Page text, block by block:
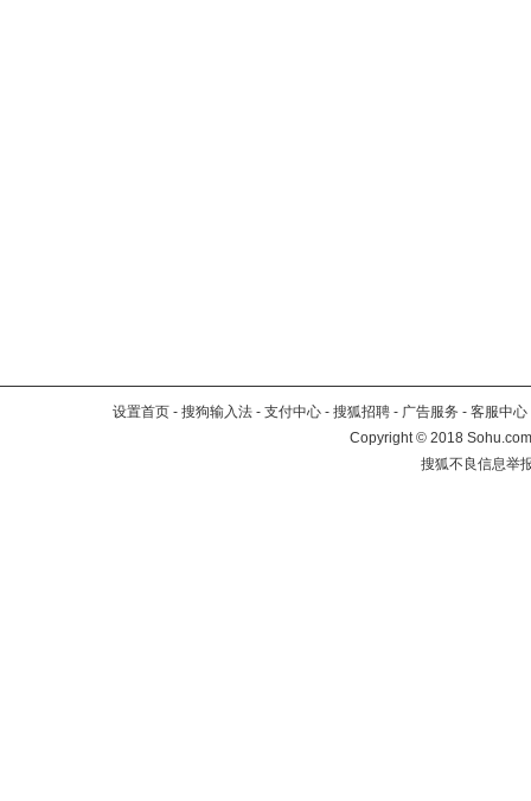
设置首页 - 搜狗输入法 - 支付中心 - 搜狐招聘 - 广告服务 - 客服中心
Copyright©2018
搜狐不良信息举